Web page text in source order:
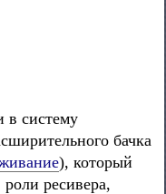
в систему
бачка
), который
ресивера,